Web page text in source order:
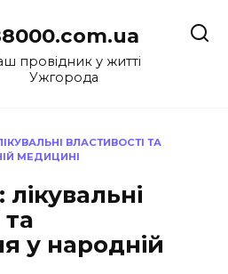
провідник у житті
Ужгорода
ВЛАСТИВОСТІ ТА
МЕДИЦИНІ
та
у народній